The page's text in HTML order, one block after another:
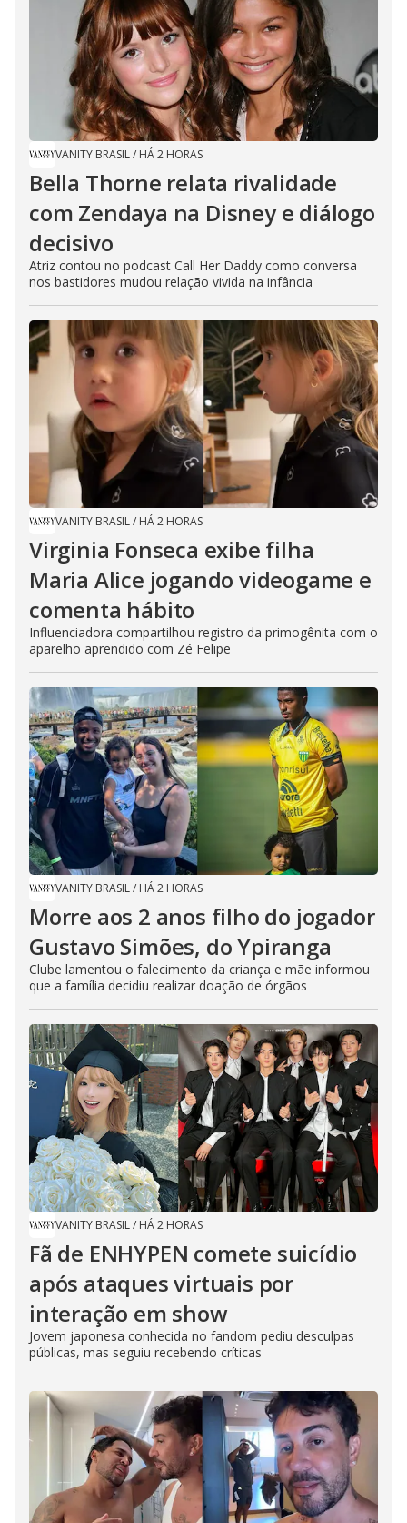
VANITY BRASIL/ HÁ 2 HORAS
Bella Thorne relata rivalidade
com Zendaya na Disney e diálogo
decisivo
Atriz contou no podcast Call Her Daddy como conversa
nos bastidores mudou relação vivida na infância
VANITY BRASIL/ HÁ 2 HORAS
Virginia Fonseca exibe filha
Maria Alice jogando videogame e
comenta hábito
Influenciadora compartilhou registro da primogênita com o
aparelho aprendido com Zé Felipe
VANITY BRASIL/ HÁ 2 HORAS
Morre aos 2 anos filho do jogador
Gustavo Simões, do Ypiranga
Clube lamentou o falecimento da criança e mãe informou
que a família decidiu realizar doação de órgãos
VANITY BRASIL/ HÁ 2 HORAS
Fã de ENHYPEN comete suicídio
após ataques virtuais por
interação em show
Jovem japonesa conhecida no fandom pediu desculpas
públicas, mas seguiu recebendo críticas